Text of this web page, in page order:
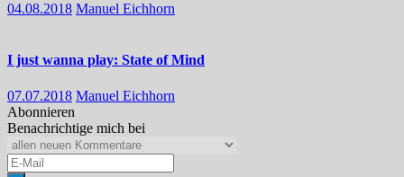
04.08.2018 Manuel Eichhorn
I just wanna play: State of Mind
07.07.2018 Manuel Eichhorn
Abonnieren
Benachrichtige mich bei